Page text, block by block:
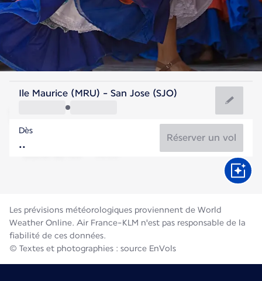
Costa Rica
San José
Costa Rica
Durée du vol
Ile Maurice (MRU) - San Jose (SJO)
Dès
Réserver un vol
Les prévisions météorologiques proviennent de World
Weather Online. Air France-KLM n'est pas responsable de la
fiabilité de ces données.
© Textes et photographies : source EnVols